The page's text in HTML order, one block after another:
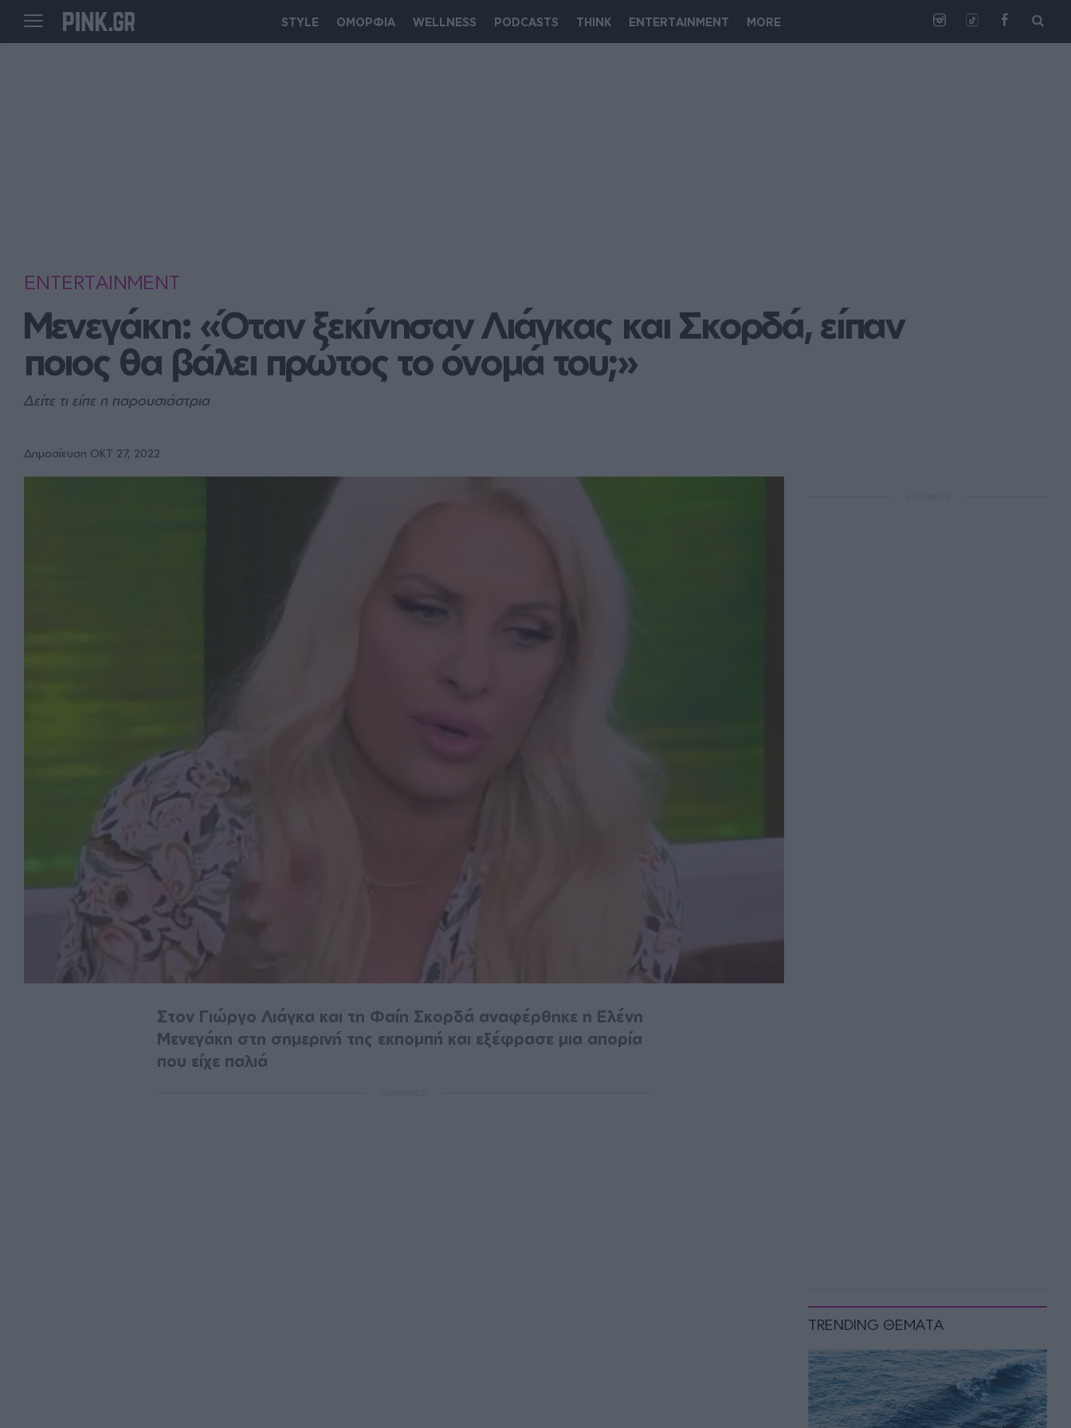
STYLE ΟΜΟΡΦΙΑ WELLNESS PODCASTS THINK ENTERTAINMENT MORE
ENTERTAINMENT
Μενεγάκη: «Όταν ξεκίνησαν Λιάγκας και Σκορδά, είπαν
ποιος θα βάλει πρώτος το όνομά του;»
Δείτε τι είπε η παρουσιάστρια
Δημοσίευση ΟΚΤ 27, 2022
TRENDING ΘΕΜΑΤΑ
Στον Γιώργο Λιάγκα και τη Φαίη Σκορδά αναφέρθηκε η Ελένη
Μενεγάκη στη σημερινή της εκπομπή και εξέφρασε μια απορία
που είχε παλιά